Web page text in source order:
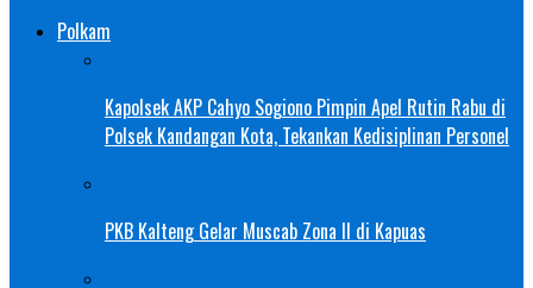
Polkam
Kapolsek AKP Cahyo Sogiono Pimpin Apel Rutin Rabu di
Polsek Kandangan Kota, Tekankan Kedisiplinan Personel
PKB Kalteng Gelar Muscab Zona II di Kapuas